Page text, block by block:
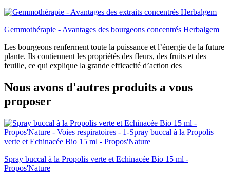
Gemmothérapie - Avantages des bourgeons concentrés Herbalgem
Les bourgeons renferment toute la puissance et l’énergie de la future
plante. Ils contiennent les propriétés des fleurs, des fruits et des
feuille, ce qui explique la grande efficacité d’action des
Nous avons d'autres produits a vous
proposer
Spray buccal à la Propolis verte et Echinacée Bio 15 ml -
Propos'Nature